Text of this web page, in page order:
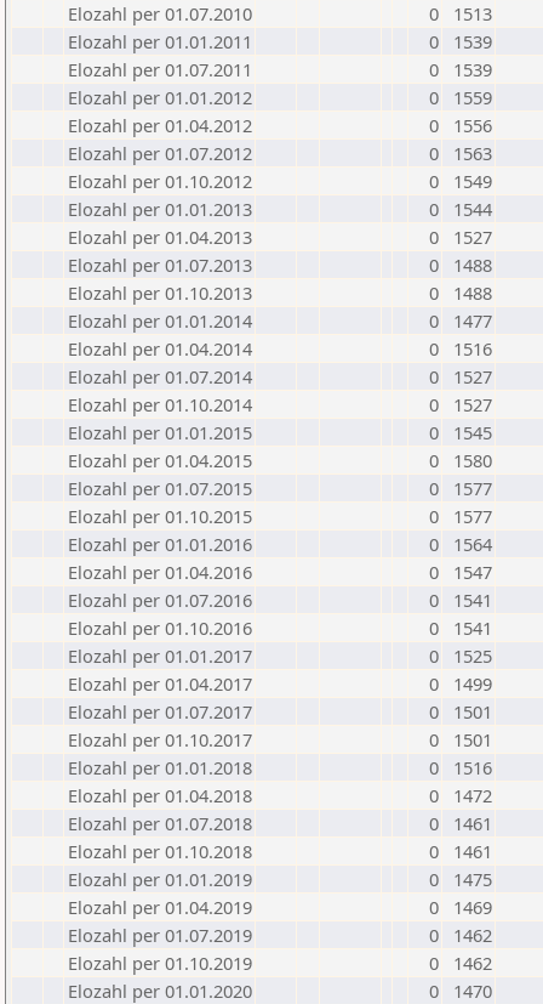
Elozahl per 01.07.2010
0
1513
Elozahl per 01.01.2011
0
1539
Elozahl per 01.07.2011
0
1539
Elozahl per 01.01.2012
0
1559
Elozahl per 01.04.2012
0
1556
Elozahl per 01.07.2012
0
1563
Elozahl per 01.10.2012
0
1549
Elozahl per 01.01.2013
0
1544
Elozahl per 01.04.2013
0
1527
Elozahl per 01.07.2013
0
1488
Elozahl per 01.10.2013
0
1488
Elozahl per 01.01.2014
0
1477
Elozahl per 01.04.2014
0
1516
Elozahl per 01.07.2014
0
1527
Elozahl per 01.10.2014
0
1527
Elozahl per 01.01.2015
0
1545
Elozahl per 01.04.2015
0
1580
Elozahl per 01.07.2015
0
1577
Elozahl per 01.10.2015
0
1577
Elozahl per 01.01.2016
0
1564
Elozahl per 01.04.2016
0
1547
Elozahl per 01.07.2016
0
1541
Elozahl per 01.10.2016
0
1541
Elozahl per 01.01.2017
0
1525
Elozahl per 01.04.2017
0
1499
Elozahl per 01.07.2017
0
1501
Elozahl per 01.10.2017
0
1501
Elozahl per 01.01.2018
0
1516
Elozahl per 01.04.2018
0
1472
Elozahl per 01.07.2018
0
1461
Elozahl per 01.10.2018
0
1461
Elozahl per 01.01.2019
0
1475
Elozahl per 01.04.2019
0
1469
Elozahl per 01.07.2019
0
1462
Elozahl per 01.10.2019
0
1462
Elozahl per 01.01.2020
0
1470